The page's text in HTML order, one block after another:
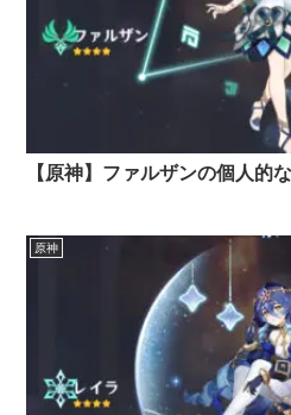
【原神】ファルザンの個人的
原神